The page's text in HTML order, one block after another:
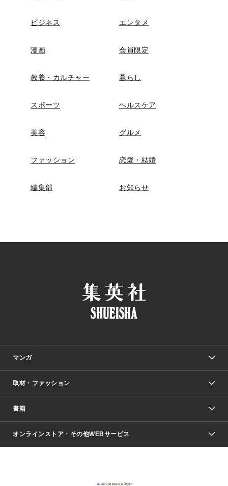
ビジネス エンタメ
漫画 会員限定
教養・カルチャー 暮らし
スポーツ ヘルスケア
美容 グルメ
ファッション 恋愛・結婚
編集部 お知らせ
マンガ
少年マンガ
Vジャンプ
週刊ヤングジャンプ
少女マンガ
取材・ファッション
Seventeen
芸能・情報・スポーツ
書籍
文芸・文庫・総合
オンラインストア・その他WEBサービス